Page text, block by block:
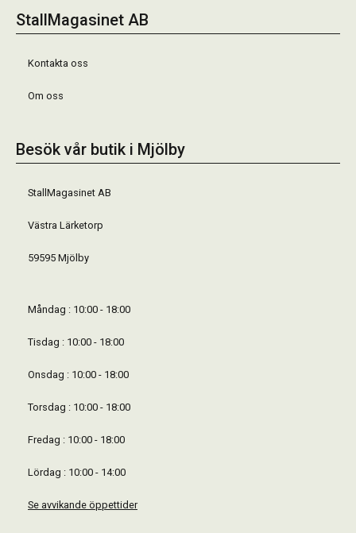
StallMagasinet AB
Kontakta oss
Om oss
Besök vår butik i Mjölby
StallMagasinet AB
Västra Lärketorp
59595 Mjölby
Måndag : 10:00 - 18:00
Tisdag : 10:00 - 18:00
Onsdag : 10:00 - 18:00
Torsdag : 10:00 - 18:00
Fredag : 10:00 - 18:00
Lördag : 10:00 - 14:00
Se avvikande öppettider